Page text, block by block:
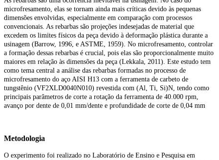
microfresamento, elas se tornam ainda mais críticas devido às pequenas
dimensões envolvidas, especialmente em comparação com processos
convencionais. As rebarbas são projeções indesejadas de material que
excedem os limites físicos da peça devido à deformação plástica durante a
usinagem (Barrow, 1996, e ASTME, 1959). No microfresamento, controlar
a formação dessas rebarbas é crucial, pois elas são proporcionalmente muito
maiores em relação às dimensões da peça (Lekkala, 2011). Este estudo tem
como tema central a análise das rebarbas formadas no processo de
microfresamento do aço AISI H13 com a ferramenta de carbeto de
tungstênio (VF2XLD0040N010) revestida com (Al, Ti, Si)N, tendo como
principais parâmetros de corte a rotação da ferramenta de 40.000 rpm,
avanço por dente de 0,01 mm/dente e profundidade de corte de 0,04 mm
Metodologia
O experimento foi realizado no Laboratório de Ensino e Pesquisa em